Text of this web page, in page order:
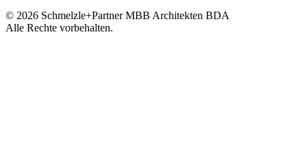
© 2026 Schmelzle+Partner MBB Architekten BDA
Alle Rechte vorbehalten.